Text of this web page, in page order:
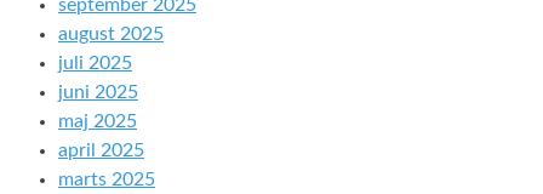
september 2025
august 2025
juli 2025
juni 2025
maj 2025
april 2025
marts 2025